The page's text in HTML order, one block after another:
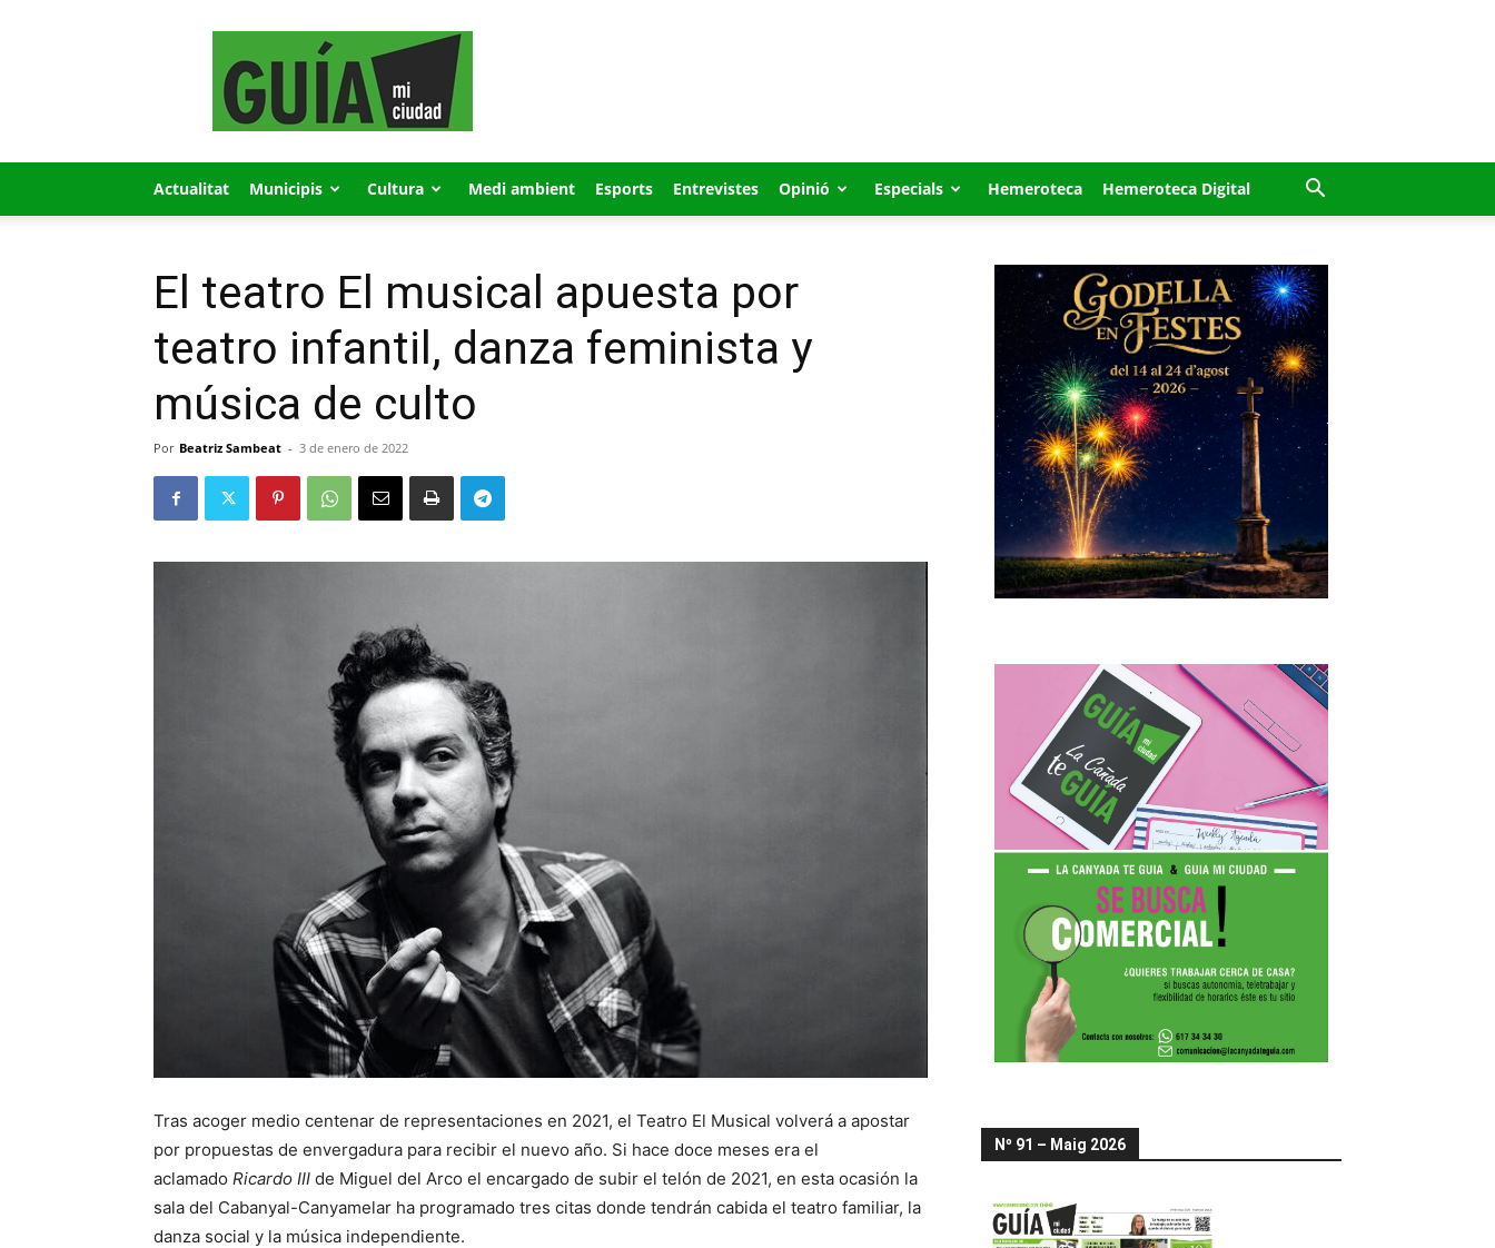
MI
CIUDAD
Actualitat Municipis Cultura Medi ambient Esports Entrevistes Opinió Especials Hemeroteca Hemeroteca Digital
El teatro El musical apuesta por
teatro infantil, danza feminista y
música de culto
Por Beatriz Sambeat - 3 de enero de 2022
Tras acoger medio centenar de representaciones en 2021, el Teatro El Musical volverá a apostar
por propuestas de envergadura para recibir el nuevo año. Si hace doce meses era el
aclamado Ricardo III de Miguel del Arco el encargado de subir el telón de 2021, en esta ocasión la
sala del Cabanyal-Canyamelar ha programado tres citas donde tendrán cabida el teatro familiar, la
danza social y la música independiente.
Nº 91 – Maig 2026